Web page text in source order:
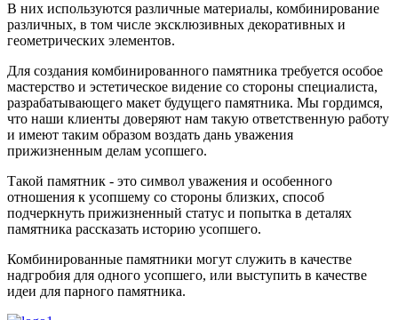
В них используются различные материалы, комбинирование
различных, в том числе эксклюзивных декоративных и
геометрических элементов.
Для создания комбинированного памятника требуется особое
мастерство и эстетическое видение со стороны специалиста,
разрабатывающего макет будущего памятника. Мы гордимся,
что наши клиенты доверяют нам такую ответственную работу
и имеют таким образом воздать дань уважения
прижизненным делам усопшего.
Такой памятник - это символ уважения и особенного
отношения к усопшему со стороны близких, способ
подчеркнуть прижизненный статус и попытка в деталях
памятника рассказать историю усопшего.
Комбинированные памятники могут служить в качестве
надгробия для одного усопшего, или выступить в качестве
идеи для парного памятника.